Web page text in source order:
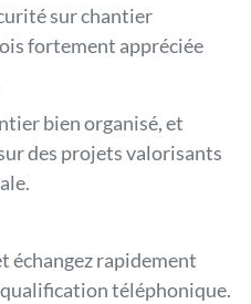
sur chantier
fortement appréciée
bien organisé, et
des projets valorisants
échangez rapidement
téléphonique.